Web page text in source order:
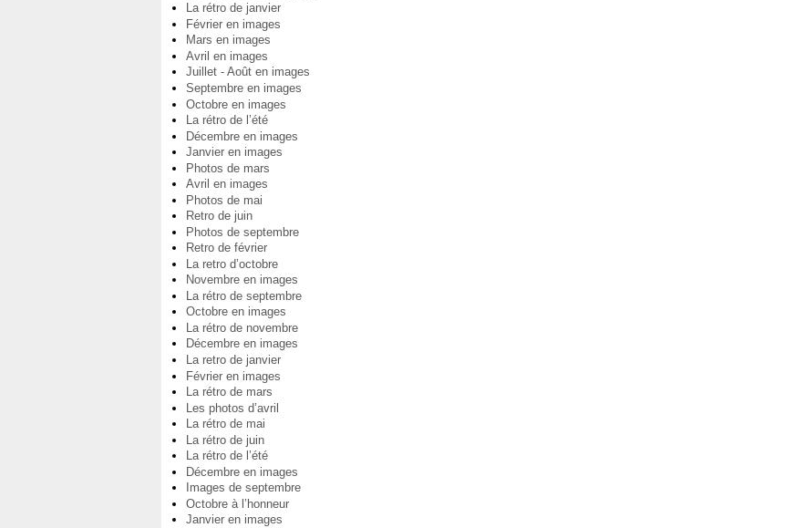
La rétro de janvier
Février en images
Mars en images
Avril en images
Juillet - Août en images
Septembre en images
Octobre en images
La rétro de l’été
Décembre en images
Janvier en images
Photos de mars
Avril en images
Photos de mai
Retro de juin
Photos de septembre
Retro de février
La retro d’octobre
Novembre en images
La rétro de septembre
Octobre en images
La rétro de novembre
Décembre en images
La retro de janvier
Février en images
La rétro de mars
Les photos d’avril
La rétro de mai
La rétro de juin
La rétro de l’été
Décembre en images
Images de septembre
Octobre à l’honneur
Janvier en images